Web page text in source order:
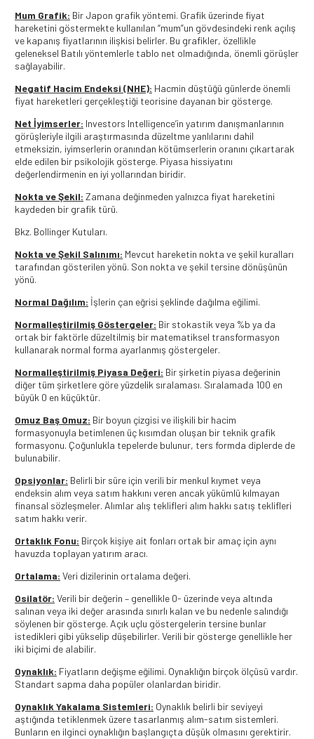
Mum Grafik: Bir Japon grafik yöntemi. Grafik üzerinde fiyat
hareketini göstermekte kullanılan “mum”un gövdesindeki renk açılış
ve kapanış fiyatlarının ilişkisi belirler. Bu grafikler, özellikle
geleneksel Batılı yöntemlerle tablo net olmadığında, önemli görüşler
sağlayabilir.
Negatif Hacim Endeksi (NHE): Hacmin düştüğü günlerde önemli
fiyat hareketleri gerçekleştiği teorisine dayanan bir gösterge.
Net İyimserler: Investors Intelligence’in yatırım danışmanlarının
görüşleriyle ilgili araştırmasında düzeltme yanlılarını dahil
etmeksizin, iyimserlerin oranından kötümserlerin oranını çıkartarak
elde edilen bir psikolojik gösterge. Piyasa hissiyatını
değerlendirmenin en iyi yollarından biridir.
Nokta ve Şekil: Zamana değinmeden yalnızca fiyat hareketini
kaydeden bir grafik türü.
Bkz. Bollinger Kutuları.
Nokta ve Şekil Salınımı: Mevcut hareketin nokta ve şekil kuralları
tarafından gösterilen yönü. Son nokta ve şekil tersine dönüşünün
yönü.
Normal Dağılım: İşlerin çan eğrisi şeklinde dağılma eğilimi.
Normalleştirilmiş Göstergeler: Bir stokastik veya %b ya da
ortak bir faktörle düzeltilmiş bir matematiksel transformasyon
kullanarak normal forma ayarlanmış göstergeler.
Normalleştirilmiş Piyasa Değeri: Bir şirketin piyasa değerinin
diğer tüm şirketlere göre yüzdelik sıralaması. Sıralamada 100 en
büyük 0 en küçüktür.
Omuz Baş Omuz: Bir boyun çizgisi ve ilişkili bir hacim
formasyonuyla betimlenen üç kısımdan oluşan bir teknik grafik
formasyonu. Çoğunlukla tepelerde bulunur, ters formda diplerde de
bulunabilir.
Opsiyonlar: Belirli bir süre için verili bir menkul kıymet veya
endeksin alım veya satım hakkını veren ancak yükümlü kılmayan
finansal sözleşmeler. Alımlar alış teklifleri alım hakkı satış teklifleri
satım hakkı verir.
Ortaklık Fonu: Birçok kişiye ait fonları ortak bir amaç için aynı
havuzda toplayan yatırım aracı.
Ortalama: Veri dizilerinin ortalama değeri.
Osilatör: Verili bir değerin – genellikle 0- üzerinde veya altında
salınan veya iki değer arasında sınırlı kalan ve bu nedenle salındığı
söylenen bir gösterge. Açık uçlu göstergelerin tersine bunlar
istedikleri gibi yükselip düşebilirler. Verili bir gösterge genellikle her
iki biçimi de alabilir.
Oynaklık: Fiyatların değişme eğilimi. Oynaklığın birçok ölçüsü vardır.
Standart sapma daha popüler olanlardan biridir.
Oynaklık Yakalama Sistemleri: Oynaklık belirli bir seviyeyi
aştığında tetiklenmek üzere tasarlanmış alım-satım sistemleri.
Bunların en ilginci oynaklığın başlangıçta düşük olmasını gerektirir.